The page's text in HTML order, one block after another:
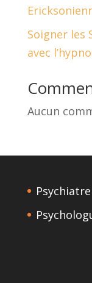
Soigner les
avec
Aucun
Psychiatre